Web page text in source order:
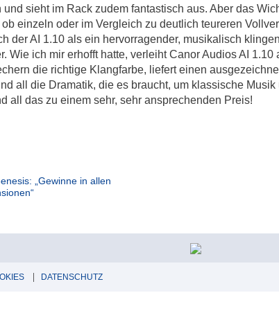
sieht im Rack zudem fantastisch aus. Aber das
einzeln oder im Vergleich zu deutlich teureren
der AI 1.10 als ein hervorragender, musikalisch
Wie ich mir erhofft hatte, verleiht Canor Audios AI 1.10
die richtige Klangfarbe, liefert einen
all die Dramatik, die es braucht, um klassische Musik
all das zu einem sehr, sehr ansprechenden Preis!
„Gewinne in allen
DATENSCHUTZ